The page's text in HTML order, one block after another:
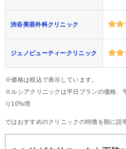
渋谷美容外科クリニック
ジュノビューティークリニック
※価格は税込で表示しています。
※ルシアクリニックは平日プランの価格、
り10%増
ではおすすめのクリニックの特徴を順に説